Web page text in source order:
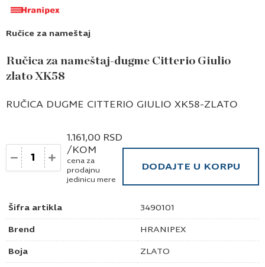
Ručice za nameštaj
Ručica za nameštaj-dugme Citterio Giulio
zlato XK58
Šifra artikla 3490101
Brend HRANIPEX
Boja ZLATO
RUČICA DUGME CITTERIO GIULIO XK58-ZLATO
Količina
1.161,00 RSD
/KOM
cena za
prodajnu
jedinicu mere
DODAJTE U KORPU